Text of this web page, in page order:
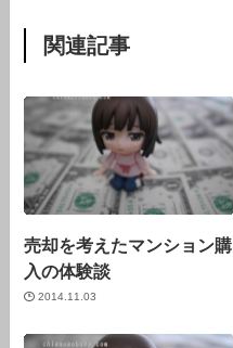
関連記事
売却を考えたマンション購
入の体験談
2014.11.03